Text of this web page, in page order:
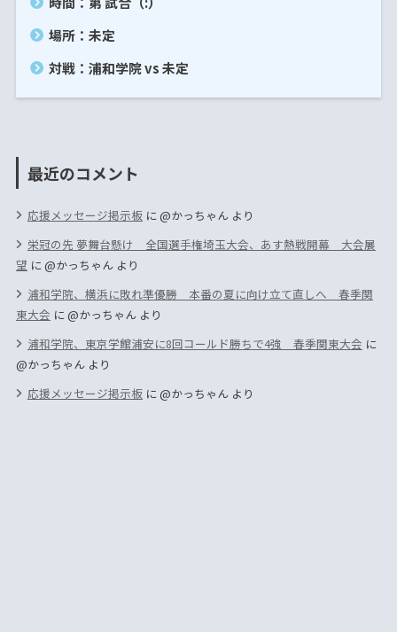
場所：未定
対戦：浦和学院 vs 未定
最近のコメント
応援メッセージ掲示板に@かっちゃんより
栄冠の先 夢舞台懸け 全国選手権埼玉大会、あす熱戦開幕 大会展
望 に@かっちゃんより
浦和学院、横浜に敗れ準優勝 本番の夏に向け立て直しへ 春季関
東大会 に@かっちゃんより
浦和学院、東京学館浦安に8回コールド勝ちで4強 春季関東大会 に
@かっちゃんより
応援メッセージ掲示板に@かっちゃんより